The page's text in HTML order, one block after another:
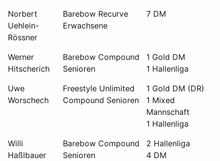
Norbert
Uehlein-
Rössner
Barebow Recurve
Erwachsene
7 DM
Werner
Hitscherich
Barebow Compound
Senioren
1 Gold DM
1 Hallenliga
Uwe
Worschech
Freestyle Unlimited
Compound Senioren
1 Gold DM (DR)
1 Mixed
Mannschaft
1 Hallenliga
Willi
Haßlbauer
Barebow Compound
Senioren
2 Hallenliga
4 DM